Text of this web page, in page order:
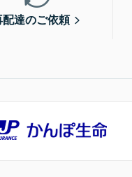
配達のご依頼